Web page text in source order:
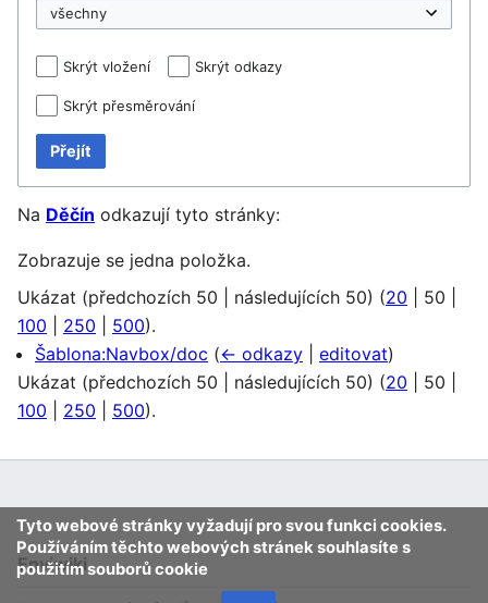
Skrýt vložení Skrýt odkazy
Skrýt přesměrování
Přejít
Na Děčín odkazují tyto stránky:
Zobrazuje se jedna položka.
Ukázat (předchozích 50 následujících 50) (20 50
100
250 500).
Šablona:Navbox/doc (← odkazy editovat)
Ukázat (předchozích 50 následujících 50) (20 50
100
250 500).
Tyto webové stránky vyžadují pro svou funkci cookies.
Používáním těchto webových stránek souhlasíte s
použitím souborů cookie
Enviwiki